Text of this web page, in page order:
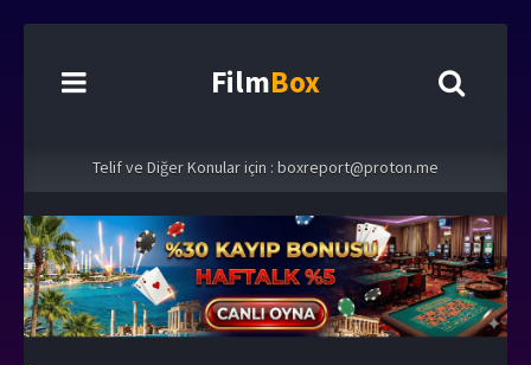
FilmBox
Telif ve Diğer Konular için : boxreport@proton.me